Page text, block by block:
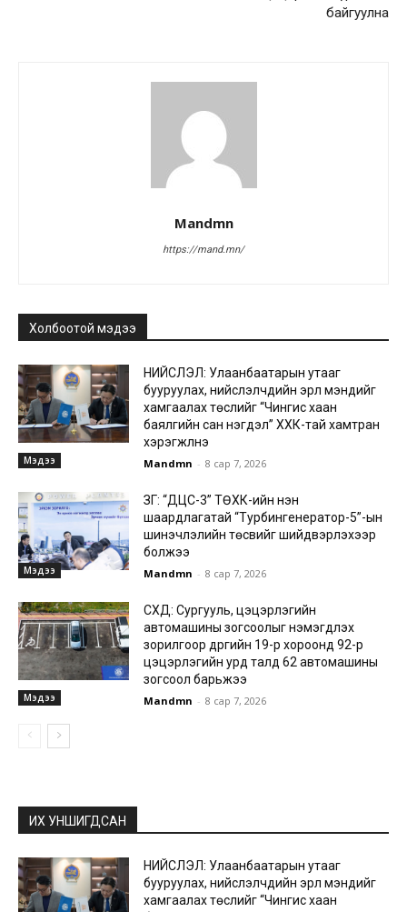
байгуулна
Mandmn
https://mand.mn/
Холбоотой мэдээ
Мэдээ
НИЙСЛЭЛ: Улаанбаатарын утааг
бууруулах, нийслэлчүүдийн эрүүл мэндийг
хамгаалах төслийг “Чингис хаан
баялгийн сан нэгдэл” ХХК-тай хамтран
хэрэгжүүлнэ
Mandmn - 8 сар 7, 2026
Мэдээ
ЗГ: “ДЦС-3” ТӨХК-ийн нэн
шаардлагатай “Турбингенератор-5”-ын
шинэчлэлийн төсвийг шийдвэрлэхээр
болжээ
Mandmn - 8 сар 7, 2026
Мэдээ
СХД: Сургууль, цэцэрлэгийн
автомашины зогсоолыг нэмэгдүүлэх
зорилгоор дүүргийн 19-р хороонд 92-р
цэцэрлэгийн урд талд 62 автомашины
зогсоол барьжээ
Mandmn - 8 сар 7, 2026
ИХ УНШИГДСАН
НИЙСЛЭЛ: Улаанбаатарын утааг
бууруулах, нийслэлчүүдийн эрүүл мэндийг
хамгаалах төслийг “Чингис хаан